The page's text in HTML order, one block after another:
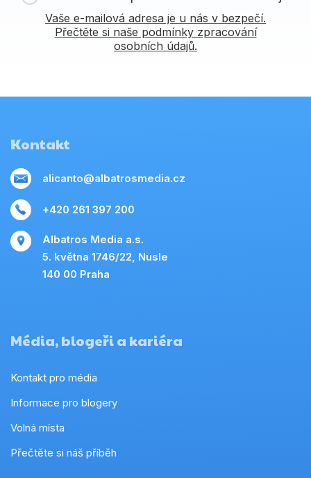
Vaše e-mailová adresa je u nás v bezpečí.
Přečtěte si naše podmínky zpracování
osobních údajů.
Kontakt
alicanto@albatrosmedia.cz
+420 261 397 200
Albatros Media a.s.
5. května 1746/22, Nusle
140 00 Praha
Média, blogeři a kariéra
Kontakt pro média
Informace pro blogery
Volná místa
Přečtěte si náš příběh